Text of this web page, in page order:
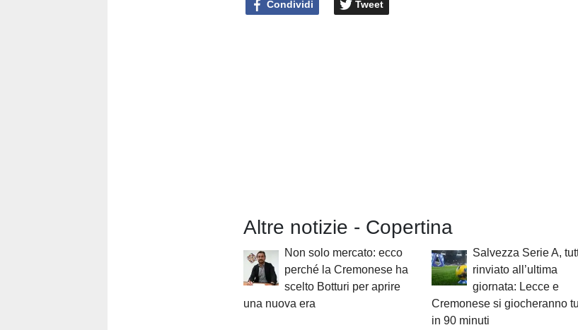
Condividi Tweet
Altre notizie - Copertina
Non solo mercato: ecco
perché la Cremonese ha
scelto Botturi per aprire
una nuova era
Salvezza Serie A,
rinviato all’ultima
giornata: Lecce e
Cremonese si giocheranno
in 90 minuti